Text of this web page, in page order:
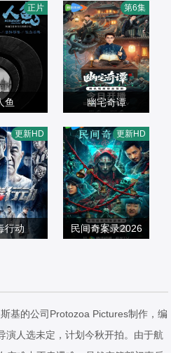
鱼
希,田浩
琪
正片
幽宅奇谭
昊,宋未央
剧情片
2026/中国大陆
第6集
行动
,纪海星,
芸,赵雷
恒,左腾
大陆
更新HD
民间奇案录2026
2026/中国大陆
更新HD
基的公司Protozoa Pictures制作，编
演人选未定，计划今秋开拍。由于航